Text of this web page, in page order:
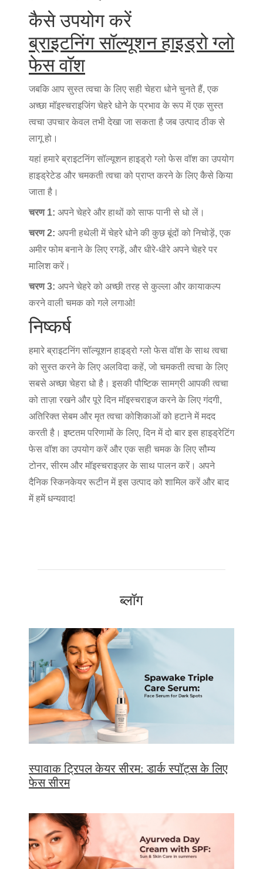
कैसे उपयोग करें
ब्राइटनिंग सॉल्यूशन हाइड्रो ग्लो
फेस वॉश
जबकि आप सुस्त त्वचा के लिए सही चेहरा धोने चुनते हैं, एक
अच्छा मॉइस्चराइजिंग चेहरे धोने के प्रभाव के रूप में एक सुस्त
त्वचा उपचार केवल तभी देखा जा सकता है जब उत्पाद ठीक से
लागू हो।
यहां हमारे ब्राइटनिंग सॉल्यूशन हाइड्रो ग्लो फेस वॉश का उपयोग
हाइड्रेटेड और चमकती त्वचा को प्राप्त करने के लिए कैसे किया
जाता है।
चरण 1: अपने चेहरे और हाथों को साफ पानी से धो लें।
चरण 2: अपनी हथेली में चेहरे धोने की कुछ बूंदों को निचोड़ें, एक
अमीर फोम बनाने के लिए रगड़ें, और धीरे-धीरे अपने चेहरे पर
मालिश करें।
चरण 3: अपने चेहरे को अच्छी तरह से कुल्ला और कायाकल्प
करने वाली चमक को गले लगाओ!
निष्कर्ष
हमारे ब्राइटनिंग सॉल्यूशन हाइड्रो ग्लो फेस वॉश के साथ त्वचा
को सुस्त करने के लिए अलविदा कहें, जो चमकती त्वचा के लिए
सबसे अच्छा चेहरा धो है। इसकी पौष्टिक सामग्री आपकी त्वचा
को ताज़ा रखने और पूरे दिन मॉइस्चराइज करने के लिए गंदगी,
अतिरिक्त सेबम और मृत त्वचा कोशिकाओं को हटाने में मदद
करती है। इष्टतम परिणामों के लिए, दिन में दो बार इस हाइड्रेटिंग
फेस वॉश का उपयोग करें और एक सही चमक के लिए सौम्य
टोनर, सीरम और मॉइस्चराइज़र के साथ पालन करें। अपने
दैनिक स्किनकेयर रूटीन में इस उत्पाद को शामिल करें और बाद
में हमें धन्यवाद!
ब्लॉग
स्पावाक ट्रिपल केयर सीरम: डार्क स्पॉट्स के लिए
फेस सीरम